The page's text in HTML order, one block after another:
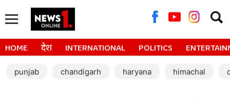
for:
HOME देश INTERNATIONAL POLITICS
punjab chandigarh haryana himachal